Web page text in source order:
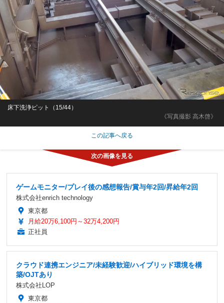
《写真撮影 高木啓》
床下洗浄ピット（15/44）
この記事へ戻る
ゲームモニター/プレイ後の感想報告/賞与年2回/昇給年2回
株式会社enrich technology
東京都
月給20万6,100円～32万4,200円
正社員
クラウド連携エンジニア/未経験歓迎/ハイブリッド環境を構
築/OJTあり
株式会社LOP
東京都